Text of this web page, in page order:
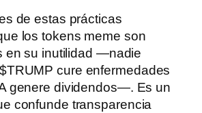
de estas prácticas
los tokens meme son
en su inutilidad —nadie
cure enfermedades
genere dividendos—. Es un
confunde transparencia